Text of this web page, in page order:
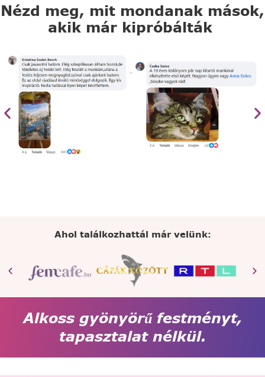
Nézd meg, mit mondanak mások,
akik már kipróbálták
Ahol találkozhattál már velünk:
Alkoss gyönyörű festményt,
tapasztalat nélkül.